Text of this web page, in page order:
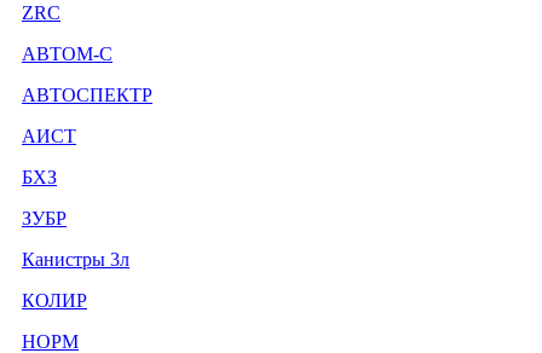
ZRC
АВТОМ-С
АВТОСПЕКТР
АИСТ
БХЗ
ЗУБР
Канистры 3л
КОЛИР
НОРМ